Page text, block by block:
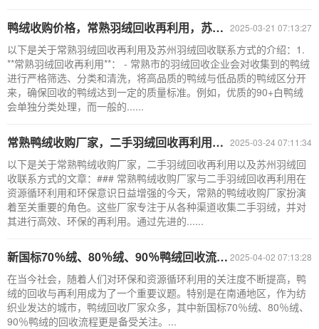
2025-03-21 07:13:27
鸭绒收购价格，常熟羽绒回收再利用，苏州羽绒回收联系方式
以下是关于常熟羽绒回收再利用及苏州羽绒回收联系方式的介绍：1.
**常熟羽绒回收再利用**： - 常熟市的羽绒回收企业会对收集到的鸭绒
进行严格筛选、分类和清洗，将高品质的鸭绒与低品质的鸭绒区分开
来，确保回收的鸭绒达到一定的质量标准。例如，优质的90+白鸭绒
会单独分类处理，而一般的......
2025-03-24 07:11:34
常熟鸭绒收购厂家，二手羽绒回收再利用，苏州羽绒回收联系方式
以下是关于常熟鸭绒收购厂家，二手羽绒回收再利用以及苏州羽绒回
收联系方式的文章：### 常熟鸭绒收购厂家与二手羽绒回收再利用在
资源循环利用和环保意识日益增强的今天，常熟的鸭绒收购厂家扮演
着至关重要的角色。这些厂家专注于从各种渠道收集二手羽绒，并对
其进行高效、环保的再利用。通过先进的......
2025-04-02 07:13:28
新国标70％绒、80％绒、90％鸭绒回收流程，南通鸭绒收购厂家
在当今社会，随着人们对环保和资源循环利用的关注度不断提高，鸭
绒的回收与再利用成为了一个重要议题。特别是在南通地区，作为纺
织业发达的城市，鸭绒回收厂家众多，其中新国标70％绒、80％绒、
90％鸭绒的回收流程更是备受关注。...